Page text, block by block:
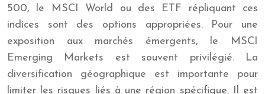
500, le MSCI World ou des ETF répliquant ces
indices sont des options appropriées. Pour une
exposition aux marchés émergents, le MSCI
Emerging Markets est souvent privilégié. La
diversification géographique est importante pour
limiter les risques liés à une région spécifique. Il est